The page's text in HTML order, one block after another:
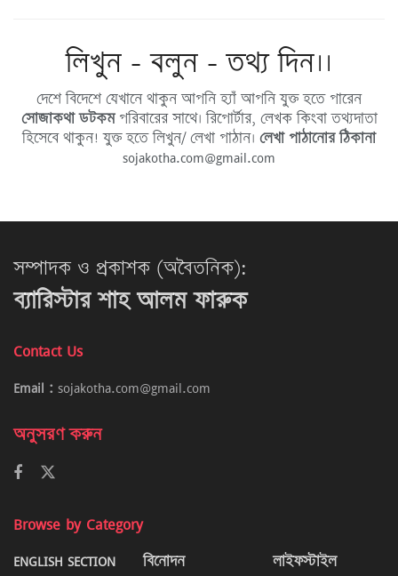
লিখুন - বলুন - তথ্য দিন।।
দেশে বিদেশে যেখানে থাকুন আপনি হ্যাঁ আপনি যুক্ত হতে পারেন
সোজাকথা ডটকমপরিবারের সাথে। রিপোর্টার, লেখক কিংবা তথ্যদাতা
হিসেবে থাকুন! যুক্ত হতে লিখুন/ লেখা পাঠান। লেখা পাঠানোর ঠিকানা
sojakotha.com@gmail.com
সম্পাদক ও প্রকাশক (অবৈতনিক):
ব্যারিস্টার শাহ আলম ফারুক
Contact Us
Email : sojakotha.com@gmail.com
অনুসরণ করুন
Browse by Category
ENGLISH SECTION
বিনোদন
লাইফস্টাইল